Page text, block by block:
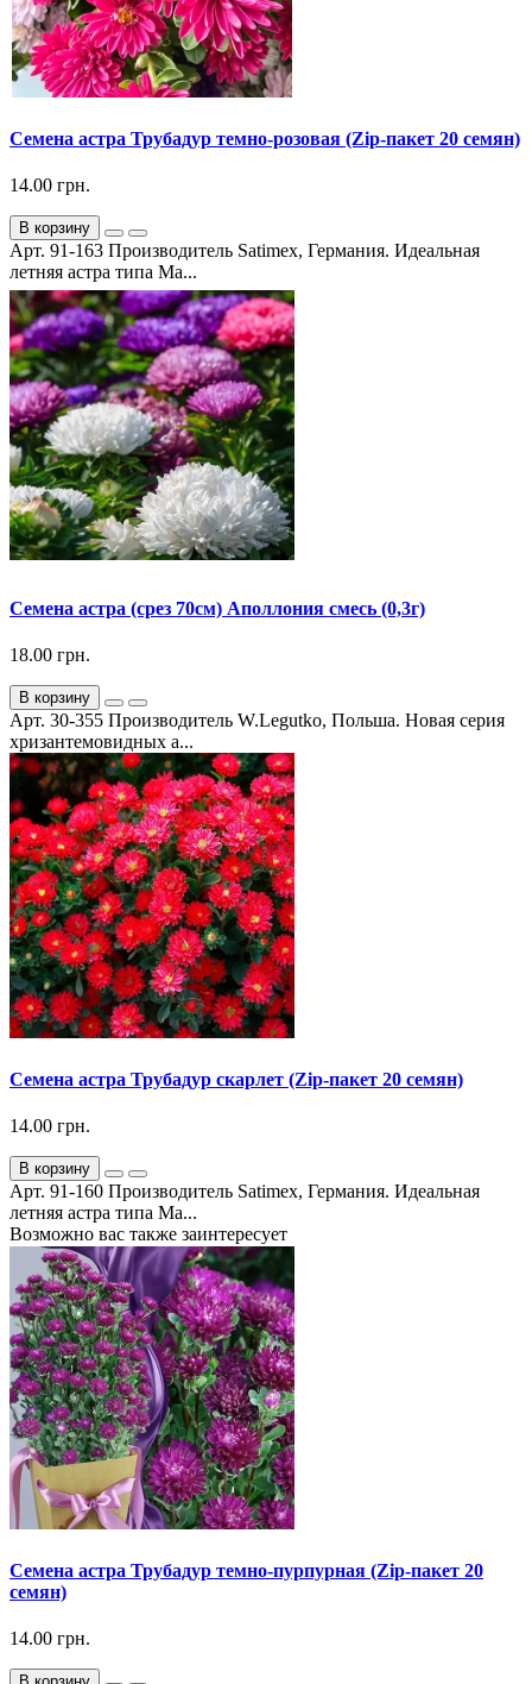
Семена астра Трубадур темно-розовая (Zip-пакет 20 семян)
14.00 грн.
В корзину
Арт. 91-163 Производитель Satimex, Германия. Идеальная
летняя астра типа Ма...
Семена астра (срез 70см) Аполлония смесь (0,3г)
18.00 грн.
В корзину
Арт. 30-355 Производитель W.Legutko, Польша. Новая серия
хризантемовидных а...
Семена астра Трубадур скарлет (Zip-пакет 20 семян)
14.00 грн.
В корзину
Арт. 91-160 Производитель Satimex, Германия. Идеальная
летняя астра типа Ма...
Возможно вас также заинтересует
Семена астра Трубадур темно-пурпурная (Zip-пакет 20
семян)
14.00 грн.